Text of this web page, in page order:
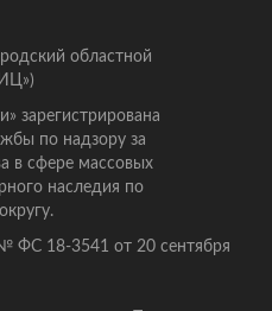
областной
зарегистрирована
по надзору за
в сфере массовых
наследия по
ФС 18-3541 от 20 сентября